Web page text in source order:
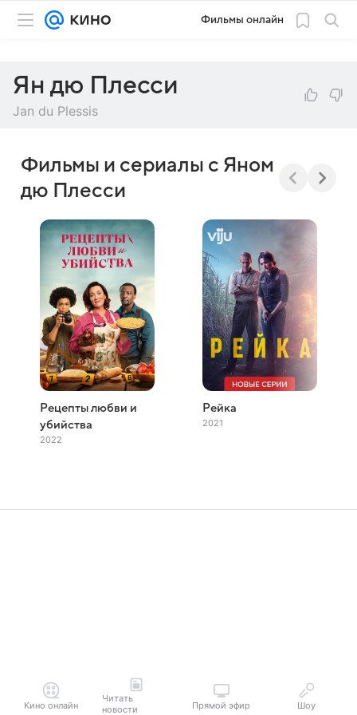
Фильмы онлайн
Ян дю Плесси
Jan du Plessis
Фильмы и сериалы с Яном
дю Плесси
Рецепты любви и
убийства
2022
Рейка
2021
Кино онлайн
Читать
новости
Прямой эфир Шоу